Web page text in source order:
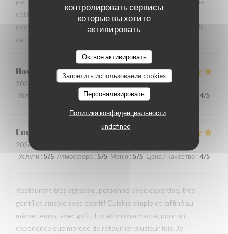
контролировать сервисы
которые вы хотите
активировать
Ок, все активировать
Запретить использование cookies
Персонализировать
Политика конфиденциальности
undefined
cette expérience a contribué à la réussite de votre repas
nous fait très plaisir. Nous serons heureux de vous accueillir
de nouveau à La Closerie des Lilas ✨
Howard
2026-07-31
- 20:15 - гости 4
Услуги
Атмосфера:5/5 Меню:5/5 4/5
Emanuele
2026-07-31
Услуги : 5/5 Атмосфера : 5/5 Меню : 5/5 Цена / качество : 4/5
Restaurant tres agreable, personnel avec expertise, tres
gentil et amable avec esprit! Cuisine simple et raffiné au
même temps, avec goût. Location charmante, pour un
experience que merece de retourner plusieur fois. Je